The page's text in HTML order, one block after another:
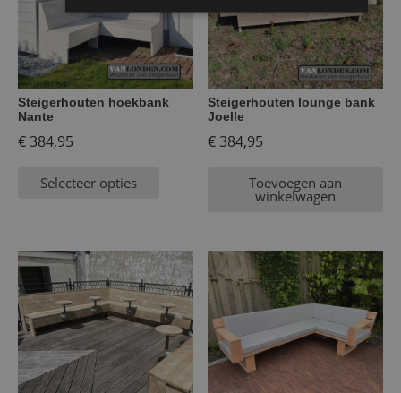
Steigerhouten hoekbank
Nante
€384,95
Selecteer opties
Steigerhouten lounge bank
Joelle
€384,95
Toevoegen aan
winkelwagen